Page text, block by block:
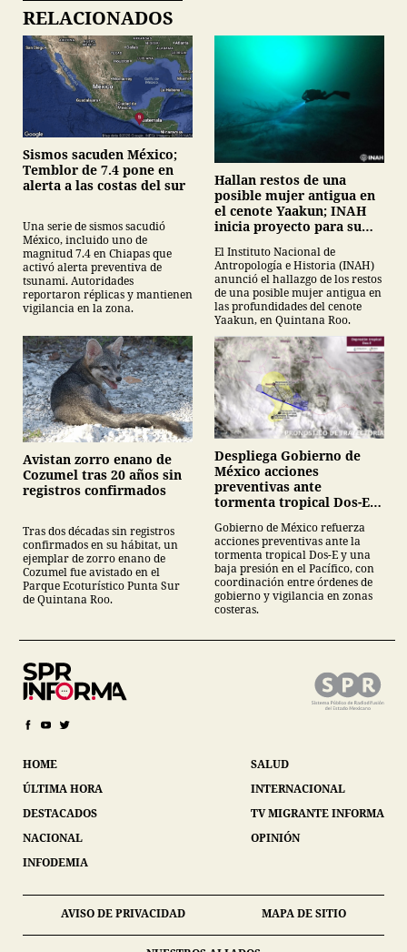
RELACIONADOS
Sismos sacuden México;
Temblor de 7.4 pone en
alerta a las costas del sur
Una serie de sismos sacudió
México, incluido uno de
magnitud 7.4 en Chiapas que
activó alerta preventiva de
tsunami. Autoridades
reportaron réplicas y mantienen
vigilancia en la zona.
Hallan restos de una
posible mujer antigua en
el cenote Yaakun; INAH
inicia proyecto para su
El Instituto Nacional de
Antropología e Historia (INAH)
anunció el hallazgo de los restos
de una posible mujer antigua en
las profundidades del cenote
Yaakun, en Quintana Roo.
Avistan zorro enano de
Cozumel tras 20 años sin
registros confirmados
Tras dos décadas sin registros
confirmados en su hábitat, un
ejemplar de zorro enano de
Cozumel fue avistado en el
Parque Ecoturístico Punta Sur
de Quintana Roo.
Despliega Gobierno de
México acciones
preventivas ante
tormenta tropical Dos-E y
Gobierno de México refuerza
acciones preventivas ante la
tormenta tropical Dos-E y una
baja presión en el Pacífico, con
coordinación entre órdenes de
gobierno y vigilancia en zonas
costeras.
HOME
ÚLTIMA HORA
DESTACADOS
NACIONAL
INFODEMIA
SALUD
INTERNACIONAL
TV MIGRANTE INFORMA
OPINIÓN
AVISO DE PRIVACIDAD MAPA DE SITIO